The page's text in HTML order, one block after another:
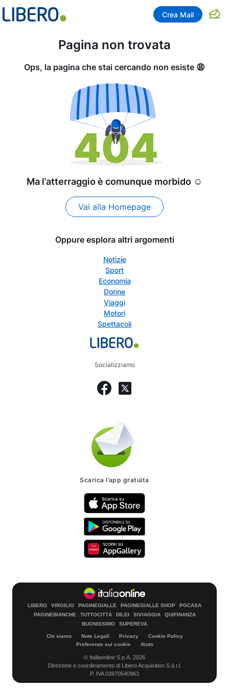
Crea Mail
Pagina non trovata
Ops, la pagina che stai cercando non esiste 😩
Ma l’atterraggio è comunque morbido ☺️
Vai alla Homepage
Oppure esplora altri argomenti
Notizie
Sport
Economia
Donne
Viaggi
Motori
Spettacoli
Socializziamo
Scarica l’app gratuita
LIBERO VIRGILIO PAGINEGIALLE PAGINEGIALLE SHOP
PGCASA
PAGINEBIANCHE
TUTTOCITTÀ DILEI SIVIAGGIA
QUIFINANZA
BUONISSIMO
SUPEREVA
Chi siamo Note Legali Privacy
Cookie Policy
Preferenze sui cookie
Aiuto
© Italiaonline S.p.A. 2026
Direzione e coordinamento di Libero Acquisition S.á r.l.
P. IVA 03970540963